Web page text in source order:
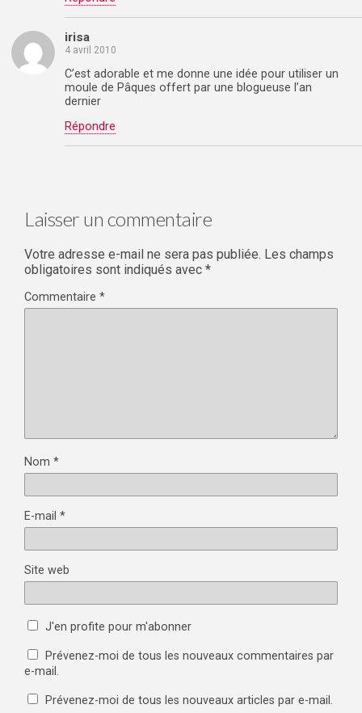
irisa
4 avril 2010
C’est adorable et me donne une idée pour utiliser un
moule de Pâques offert par une blogueuse l’an
dernier
Répondre
Laisser un commentaire
Votre adresse e-mail ne sera pas publiée. Les champs
obligatoires sont indiqués avec *
Commentaire *
Nom *
E-mail *
Site web
J'en profite pour m'abonner
Prévenez-moi de tous les nouveaux commentaires par
e-mail.
Prévenez-moi de tous les nouveaux articles par e-mail.